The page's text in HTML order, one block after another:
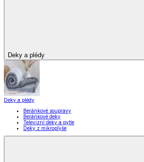
Deky a plédy
Deky a plédy
Beránkové soupravy
Beránkové deky
Televizní deky a pytle
Deky z mikroplyše